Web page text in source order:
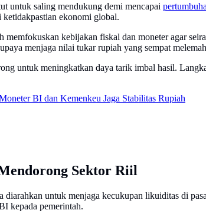
untuk saling mendukung demi mencapai
ekonomi global.
memfokuskan kebijakan fiskal dan moneter agar
menjaga nilai tukar rupiah yang sempat
untuk meningkatkan daya tarik imbal hasil.
BI dan Kemenkeu Jaga Stabilitas Rupiah
Sektor Riil
untuk menjaga kecukupan likuiditas di
kepada pemerintah.